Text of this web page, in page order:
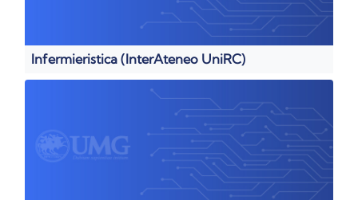
Infermieristica (InterAteneo UniRC)